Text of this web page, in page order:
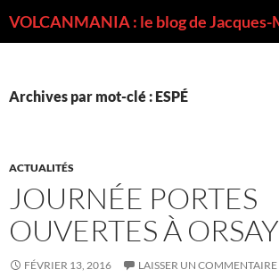
Archives par mot-clé : ESPÉ
ACTUALITÉS
JOURNÉE PORTES
OUVERTES À ORSAY
FÉVRIER 13, 2016 LAISSER UN COMMENTAIRE